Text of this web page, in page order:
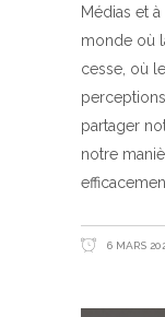
Médias et
monde où
cesse, où
partager
notre
6 MARS